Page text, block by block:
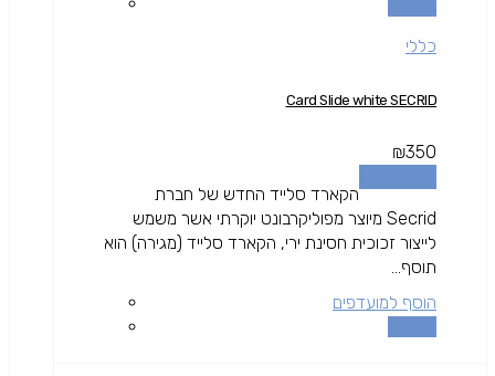
כללי
Card Slide white SECRID
₪350
הקארד סלייד החדש של חברת
Secrid מיוצר מפוליקרבונט יוקרתי אשר משמש
לייצור זכוכית חסינת ירי, הקארד סלייד (מגירה) הוא
תוסף...
הוסף למועדפים